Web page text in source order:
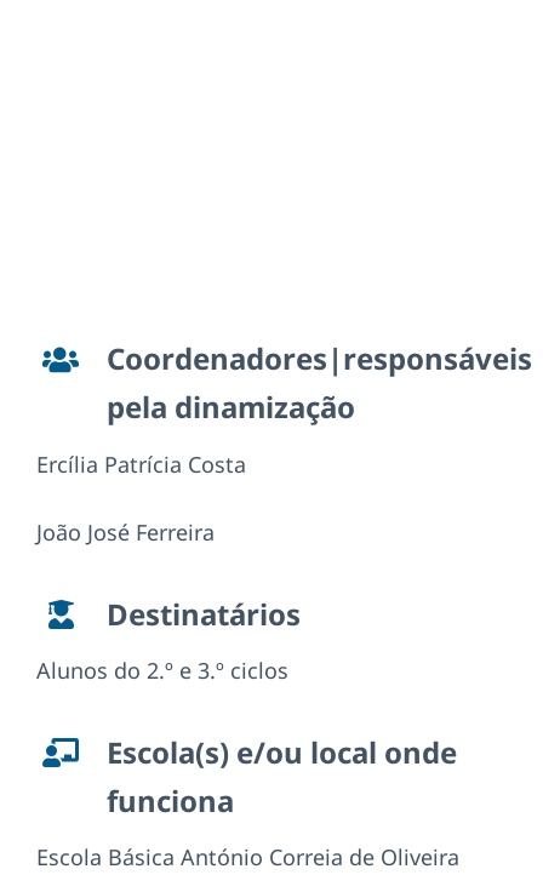
Coordenadores|responsáveis
pela dinamização
Ercília Patrícia Costa
João José Ferreira
Destinatários
Alunos do 2.º e 3.º ciclos
Escola(s) e/ou local onde
funciona
Escola Básica António Correia de Oliveira